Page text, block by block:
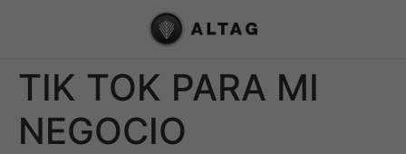
TIK TOK PARA MI
NEGOCIO